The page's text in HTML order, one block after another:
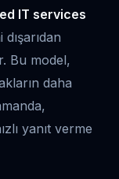
IT services
Bu model,
daha
yanıt verme